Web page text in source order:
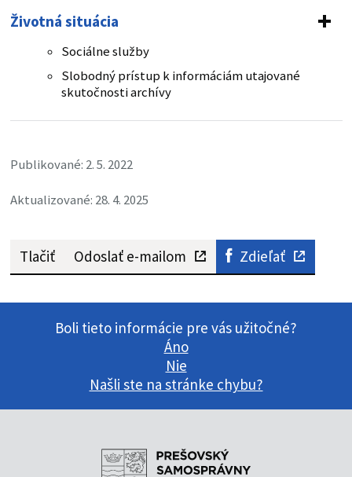
Životná situácia
Sociálne služby
Slobodný prístup k informáciám utajované
skutočnosti archívy
Publikované: 2. 5. 2022
Aktualizované: 28. 4. 2025
Tlačiť Odoslať e-mailom Zdieľať
Boli tieto informácie pre vás užitočné?
Áno
Nie
Našli ste na stránke chybu?